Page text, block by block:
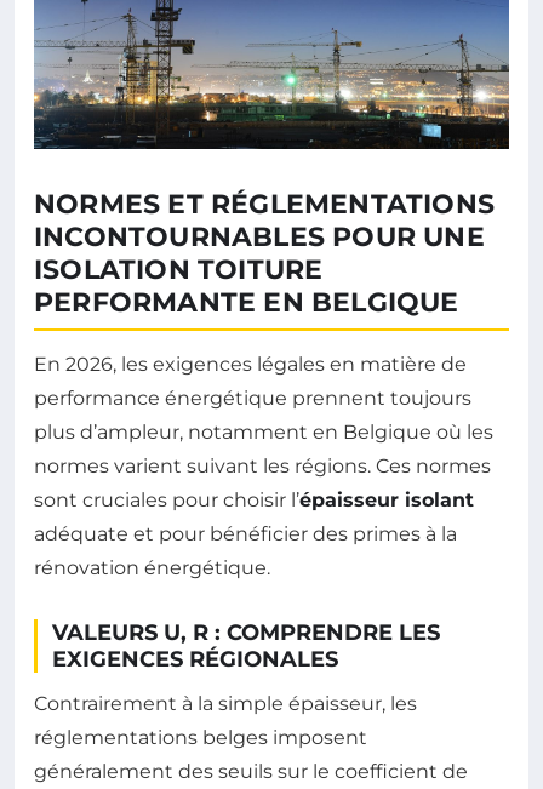
NORMES ET RÉGLEMENTATIONS
INCONTOURNABLES POUR UNE
ISOLATION TOITURE
PERFORMANTE EN BELGIQUE
En 2026, les exigences légales en matière de
performance énergétique prennent toujours
plus d’ampleur, notamment en Belgique où les
normes varient suivant les régions. Ces normes
sont cruciales pour choisir l’épaisseur isolant
adéquate et pour bénéficier des primes à la
rénovation énergétique.
VALEURS U, R : COMPRENDRE LES
EXIGENCES RÉGIONALES
Contrairement à la simple épaisseur, les
réglementations belges imposent
généralement des seuils sur le coefficient de